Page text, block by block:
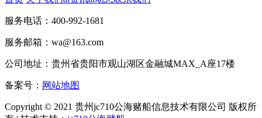
服务电话：400-992-1681
服务邮箱：wa@163.com
公司地址：贵州省贵阳市观山湖区金融城MAX_A座17楼
备案号： 网站地图
Copyright © 2021 贵州jc710公海赌船信息技术有限公司 版权所